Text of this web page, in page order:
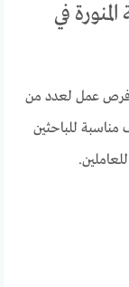
في
فرص عمل لعدد من
للباحثين